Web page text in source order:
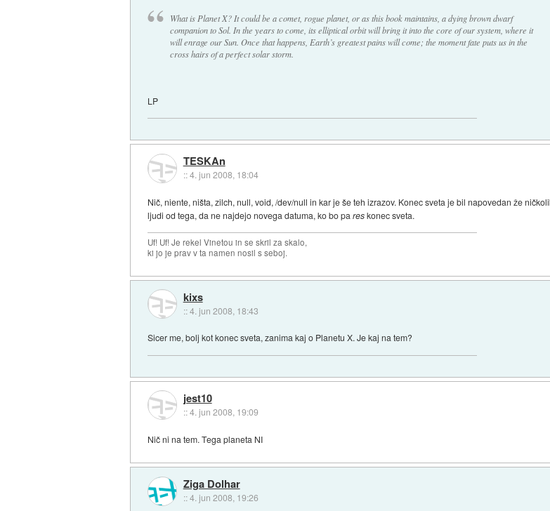
What is Planet X? It could be a comet, rogue planet, or as this book maintains, a dying brown dwarf
companion to Sol. In the years to come, its elliptical orbit will bring it into the core of our system, where it
will enrage our Sun. Once that happens, Earth’s greatest pains will come; the moment fate puts us in the
cross hairs of a perfect solar storm.
LP
TESKAn
::4. jun 2008, 18:04
Nič, niente, ništa, zilch, null, void, /dev/null in kar je še teh izrazov. Konec sveta je bil napovedan že
ljudi od tega, da ne najdejo novega datuma, ko bo pareskonec sveta.
Uf! Uf! Je rekel Vinetou in se skril za skalo,
ki jo je prav v ta namen nosil s seboj.
kixs
::4. jun 2008, 18:43
Sicer me, bolj kot konec sveta, zanima kaj o Planetu X. Je kaj na tem?
jest10
::4. jun 2008, 19:09
Nič ni na tem. Tega planeta NI
Ziga Dolhar
::4. jun 2008, 19:26